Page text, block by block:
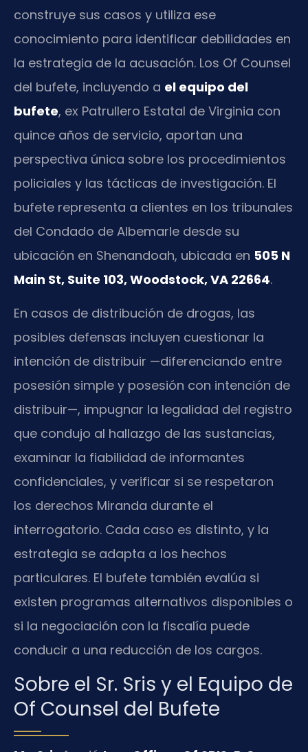
construye sus casos y utiliza ese
conocimiento para identificar debilidades en
la estrategia de la acusación. Los Of Counsel
del bufete, incluyendo a el equipo del
bufete, ex Patrullero Estatal de Virginia con
quince años de servicio, aportan una
perspectiva única sobre los procedimientos
policiales y las tácticas de investigación. El
bufete representa a clientes en los tribunales
del Condado de Albemarle desde su
ubicación en Shenandoah, ubicada en 505 N
Main St, Suite 103, Woodstock, VA 22664.
En casos de distribución de drogas, las
posibles defensas incluyen cuestionar la
intención de distribuir —diferenciando entre
posesión simple y posesión con intención de
distribuir—, impugnar la legalidad del registro
que condujo al hallazgo de las sustancias,
examinar la fiabilidad de informantes
confidenciales, y verificar si se respetaron
los derechos Miranda durante el
interrogatorio. Cada caso es distinto, y la
estrategia se adapta a los hechos
particulares. El bufete también evalúa si
existen programas alternativos disponibles o
si la negociación con la fiscalía puede
conducir a una reducción de los cargos.
Sobre el Sr. Sris y el Equipo de
Of Counsel del Bufete